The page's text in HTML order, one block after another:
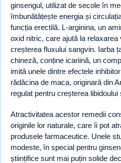
ginsengul, utilizat de secole în
îmbunătățește energia și
funcția erectilă. L-arginina, un
oxid nitric, care ajută la
creșterea fluxului sangvin. Iarba
chineză, conține icariină, un
imită unele dintre efectele
rădăcina de maca, originară din
regulat pentru creșterea libidoului
Atractivitatea acestor remedii
originile lor naturale, care îi pot
produsele farmaceutice. Unele
modeste, în special pentru
științifice sunt mai puțin solide